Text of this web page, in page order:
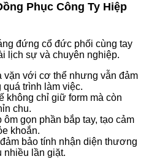
Phục Công Ty Hiệp
đứng cổ đức phối cùng tay
lịch sự và chuyên nghiệp.
vặn với cơ thể nhưng vẫn đảm
quá trình làm việc.
không chỉ giữ form mà còn
chu.
ôm gọn phần bắp tay, tạo cảm
khoắn.
bảo tính nhận diện thương
nhiều lần giặt.